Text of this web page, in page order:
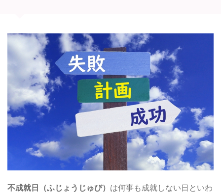
不成就日（ふじょうじゅび） は何事も成就しない日といわ